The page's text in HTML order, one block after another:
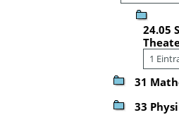
24.05
1
31
33